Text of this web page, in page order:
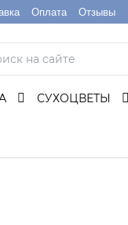
Оплата Отзывы
СУХОЦВЕТЫ